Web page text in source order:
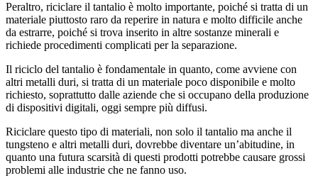
Peraltro, riciclare il tantalio è molto importante, poiché si tratta di un
materiale piuttosto raro da reperire in natura e molto difficile anche
da estrarre, poiché si trova inserito in altre sostanze minerali e
richiede procedimenti complicati per la separazione.
Il riciclo del tantalio è fondamentale in quanto, come avviene con
altri metalli duri, si tratta di un materiale poco disponibile e molto
richiesto, soprattutto dalle aziende che si occupano della produzione
di dispositivi digitali, oggi sempre più diffusi.
Riciclare questo tipo di materiali, non solo il tantalio ma anche il
tungsteno e altri metalli duri, dovrebbe diventare un’abitudine, in
quanto una futura scarsità di questi prodotti potrebbe causare grossi
problemi alle industrie che ne fanno uso.